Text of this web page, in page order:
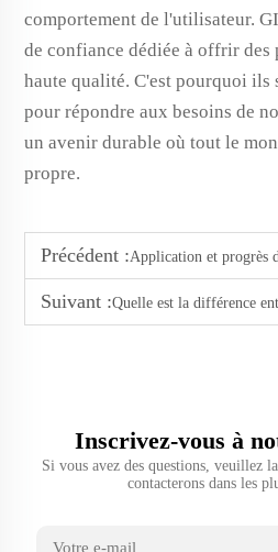
comportement de l'utilisateur.
de confiance dédiée à offrir des
haute qualité. C'est pourquoi
pour répondre aux besoins de
un avenir durable où tout le
propre.
Précédent :Application et progrès de la
Suivant :Quelle est la différence entre le fonctionnement d'une
Inscrivez-vous à
Si vous avez des questions, veuillez
contacterons dans les